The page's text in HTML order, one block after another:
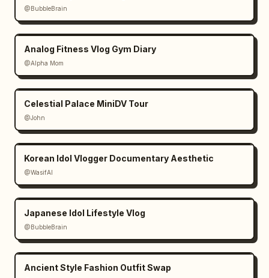
@BubbleBrain
Analog Fitness Vlog Gym Diary
@Alpha Mom
Celestial Palace MiniDV Tour
@John
Korean Idol Vlogger Documentary Aesthetic
@WasifAI
Japanese Idol Lifestyle Vlog
@BubbleBrain
Ancient Style Fashion Outfit Swap